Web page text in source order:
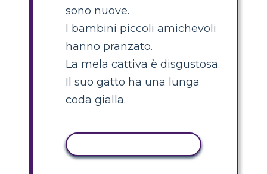
sono nuove.
I bambini piccoli amichevoli
hanno pranzato.
La mela cattiva è disgustosa.
Il suo gatto ha una lunga
coda gialla.